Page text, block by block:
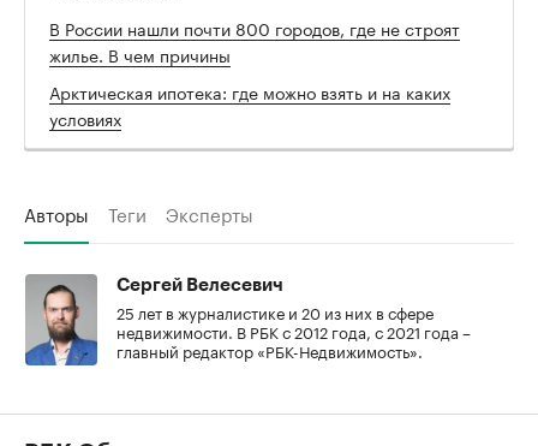
В России нашли почти 800 городов, где не строят
жилье. В чем причины
Арктическая ипотека: где можно взять и на каких
условиях
Авторы Теги Эксперты
Сергей Велесевич
25 лет в журналистике и 20 из них в сфере
недвижимости. В РБК с 2012 года, с 2021 года –
главный редактор «РБК-Недвижимость».